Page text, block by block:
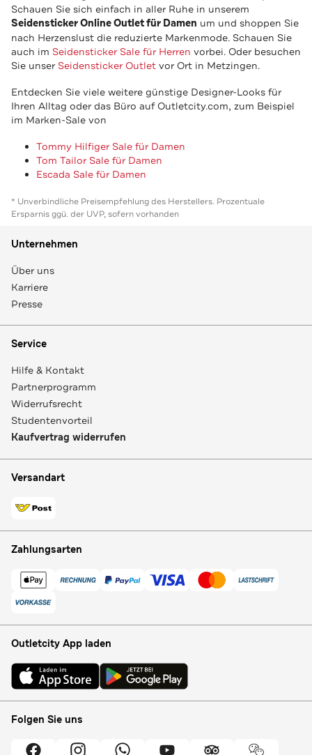
Schauen Sie sich einfach in aller Ruhe in unserem
Seidensticker Online Outlet für Damen um und shoppen Sie
nach Herzenslust die reduzierte Markenmode. Schauen Sie
auch im Seidensticker Sale für Herren vorbei. Oder besuchen
Sie unser Seidensticker Outlet vor Ort in Metzingen.
Entdecken Sie viele weitere günstige Designer-Looks für
Ihren Alltag oder das Büro auf Outletcity.com, zum Beispiel
im Marken-Sale von
Tommy Hilfiger Sale für Damen
Tom Tailor Sale für Damen
Escada Sale für Damen
* Unverbindliche Preisempfehlung des Herstellers. Prozentuale
Ersparnis ggü. der UVP, sofern vorhanden
Unternehmen
Über uns
Karriere
Presse
Service
Hilfe & Kontakt
Partnerprogramm
Widerrufsrecht
Studentenvorteil
Kaufvertrag widerrufen
Versandart
Zahlungsarten
Outletcity App laden
Folgen Sie uns